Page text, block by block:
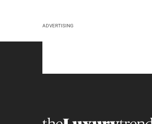
ADVERTISING